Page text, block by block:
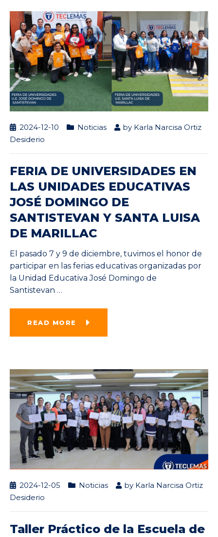
2024-12-10 Noticias by Karla Narcisa Ortiz
Desiderio
FERIA DE UNIVERSIDADES EN
LAS UNIDADES EDUCATIVAS
JOSÉ DOMINGO DE
SANTISTEVAN Y SANTA LUISA
DE MARILLAC
El pasado 7 y 9 de diciembre, tuvimos el honor de
participar en las ferias educativas organizadas por
la Unidad Educativa José Domingo de
Santistevan …
READ MORE
2024-12-05 Noticias by Karla Narcisa Ortiz
Desiderio
Taller Práctico de la Escuela de